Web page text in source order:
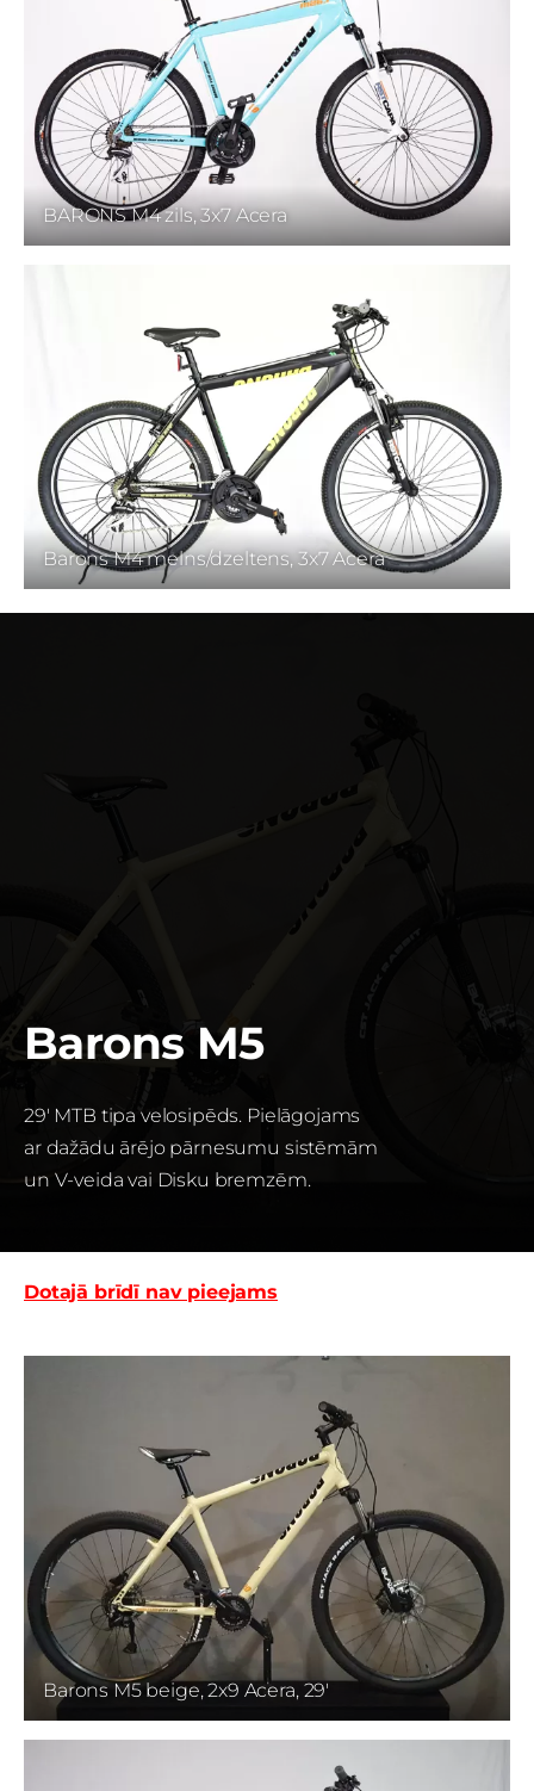
BARONS M4 zils, 3x7 Acera
Barons M4 melns/dzeltens, 3x7 Acera
Barons M5
29' MTB tipa velosipēds. Pielāgojams
ar dažādu ārējo pārnesumu sistēmām
un V-veida vai Disku bremzēm.
Dotajā brīdī nav pieejams
Barons M5 beige, 2x9 Acera, 29'